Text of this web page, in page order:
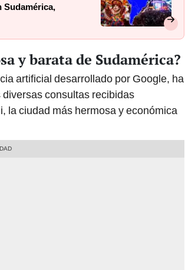
Sudamérica,
y barata de Sudamérica?
artificial desarrollado por Google, ha
consultas recibidas
la ciudad más hermosa y económica